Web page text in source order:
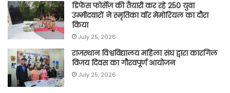
डिफेंस फोर्सेज़ की तैयारी कर रहे 250 युवा
उम्मीदवारों ने स्मृतिका वॉर मेमोरियल का दौरा
किया
July 25, 2026
राजस्थान विश्वविद्यालय महिला संघ द्वारा कारगिल
विजय दिवस का गौरवपूर्ण आयोजन
July 25, 2026